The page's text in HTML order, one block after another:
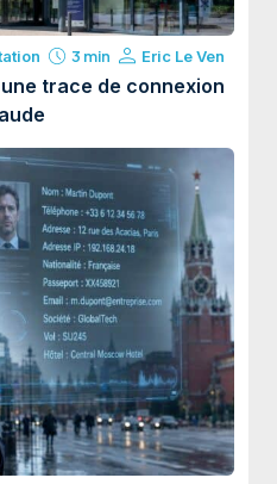
3 min Eric Le Ven
trace de connexion